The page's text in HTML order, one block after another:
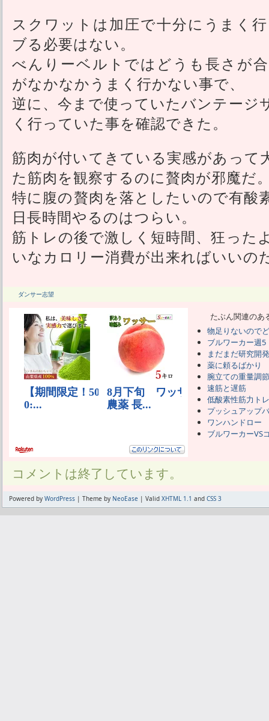
スクワットは加圧で十分にうまく
ブる必要はない。
べんりーベルトではどうも長さが
がなかなかうまく行かない事で、
逆に、今まで使っていたバンテージ
く行っていた事を確認できた。
筋肉が付いてきている実感があって
た筋肉を観察するのに贅肉が邪魔だ
特に腹の贅肉を落としたいので有酸
日長時間やるのはつらい。
筋トレの後で激しく短時間、狂った
いなカロリー消費が出来ればいいの
ダンサー志望
たぶん関連のあ
物足りないので
ブルワーカー週5
まだまだ研究開
薬に頼るばかり
腕立ての重量調節
速筋と遅筋
低酸素性筋力ト
プッシュアップ
ワンハンドロー
ブルワーカーVS
コメントは終了しています。
Powered by WordPress | Theme by NeoEase | Valid XHTML 1.1 and CSS 3